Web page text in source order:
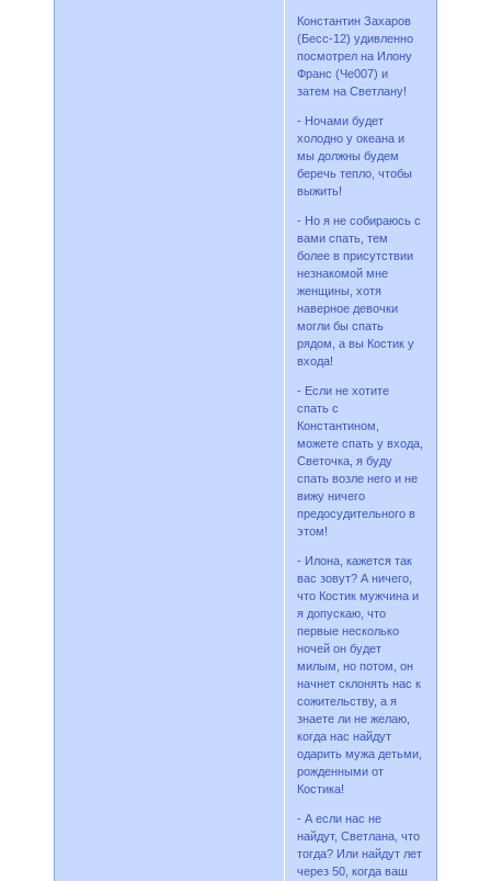
Константин Захаров
(Бесс-12) удивленно
посмотрел на Илону
Франс (Че007) и
затем на Светлану!
- Ночами будет
холодно у океана и
мы должны будем
беречь тепло, чтобы
выжить!
- Но я не собираюсь с
вами спать, тем
более в присутствии
незнакомой мне
женщины, хотя
наверное девочки
могли бы спать
рядом, а вы Костик у
входа!
- Если не хотите
спать с
Константином,
можете спать у входа,
Светочка, я буду
спать возле него и не
вижу ничего
предосудительного в
этом!
- Илона, кажется так
вас зовут? А ничего,
что Костик мужчина и
я допускаю, что
первые несколько
ночей он будет
милым, но потом, он
начнет склонять нас к
сожительству, а я
знаете ли не желаю,
когда нас найдут
одарить мужа детьми,
рожденными от
Костика!
- А если нас не
найдут, Светлана, что
тогда? Или найдут лет
через 50, когда ваш